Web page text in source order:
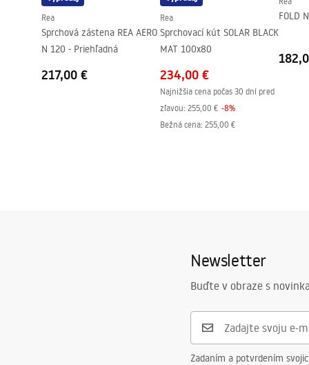
Technológia povrchovej úpravy
Rozostup vodovodných prípojok
150mm
Záruka
Rea
Sprchová zástena REA AERO
N 120 - Priehľadná
217,00 €
Rea
Sprchovací kút SOLAR BLACK
MAT 100x80
234,00 €
Najnižšia cena počas 30 dní pred
zľavou: 255,00 € -8%
Bežná cena: 255,00 €
FOLD
Newsletter
Buďte v obraze s
Zadaním a potvrdením